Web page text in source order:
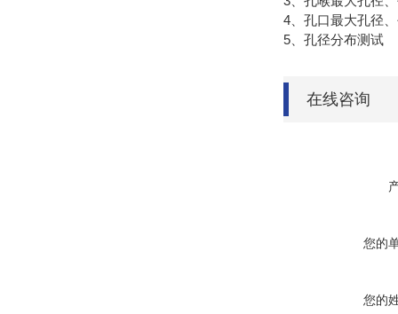
4、孔口最大孔径
5、孔径分布测试
在线咨询
您的
您的